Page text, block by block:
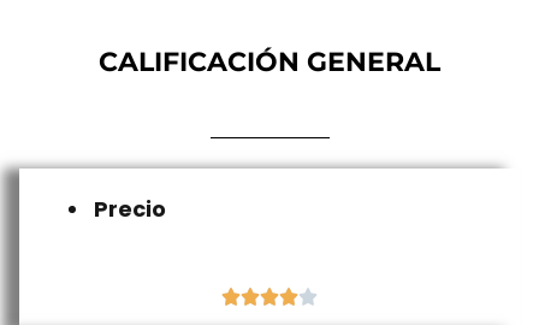
CALIFICACIÓN GENERAL
Precio
